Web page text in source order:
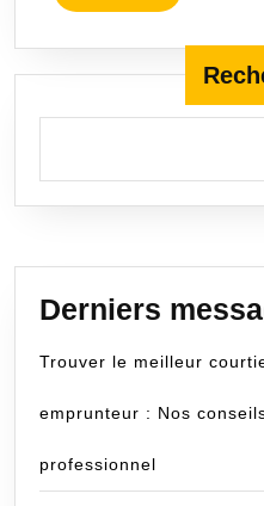
MORE
Derniers
Trouver le meilleur
emprunteur : Nos
professionnel